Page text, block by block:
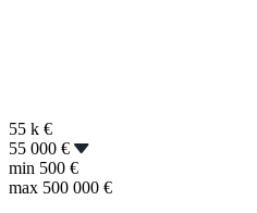
55 k €
55 000 €
min 500 €
max 500 000 €